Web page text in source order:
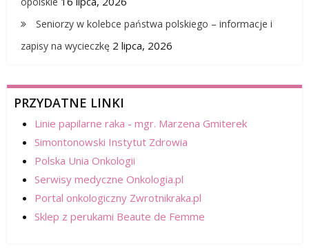
Seniorzy w kolebce państwa polskiego – informacje i
zapisy na wycieczkę 2 lipca, 2026
PRZYDATNE LINKI
Linie papilarne raka - mgr. Marzena Gmiterek
Simontonowski Instytut Zdrowia
Polska Unia Onkologii
Serwisy medyczne Onkologia.pl
Portal onkologiczny Zwrotnikraka.pl
Sklep z perukami Beaute de Femme